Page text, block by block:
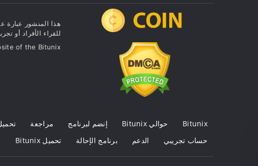
هذا المنشور عبارة
للقراء الأفراد أو
of the Bitunix
Bitunix حوالي Bitunix إنضم لبرنامج مراجعة
حساب تجريبي
الدعم برنامج الإحالة تحميل Bitunix